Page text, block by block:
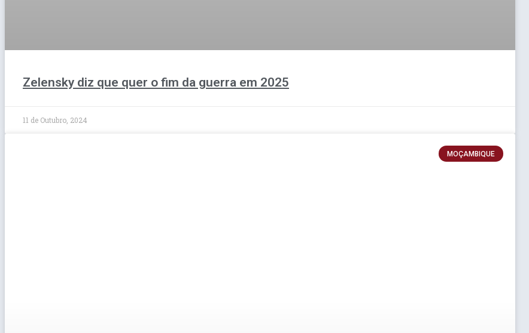
Zelensky diz que quer o fim da guerra em 2025
11 de Outubro, 2024
MOÇAMBIQUE